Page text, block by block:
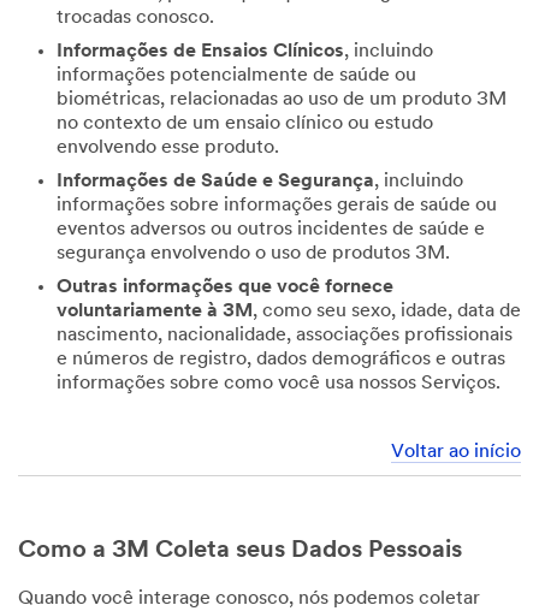
trocadas conosco.
Informações de Ensaios Clínicos, incluindo
informações potencialmente de saúde ou
biométricas, relacionadas ao uso de um produto 3M
no contexto de um ensaio clínico ou estudo
envolvendo esse produto.
Informações de Saúde e Segurança, incluindo
informações sobre informações gerais de saúde ou
eventos adversos ou outros incidentes de saúde e
segurança envolvendo o uso de produtos 3M.
Outras informações que você fornece
voluntariamente à 3M , como seu sexo, idade, data de
nascimento, nacionalidade, associações profissionais
e números de registro, dados demográficos e outras
informações sobre como você usa nossos Serviços.
Voltar ao início
Como a 3M Coleta seus Dados Pessoais
Quando você interage conosco, nós podemos coletar